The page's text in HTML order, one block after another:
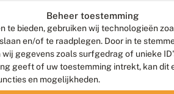
Beheer toestemming
te bieden, gebruiken wij technologieën
en/of te raadplegen. Door in te
gegevens zoals surfgedrag of unieke
geeft of uw toestemming intrekt, kan dit
en mogelijkheden.